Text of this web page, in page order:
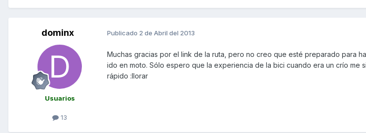
dominx
Usuarios
13
Publicado 2 de Abril del 2013
Muchas gracias por el link de la ruta, pero no creo que esté preparado para
ido en moto. Sólo espero que la experiencia de la bici cuando era un crío me
rápido :llorar